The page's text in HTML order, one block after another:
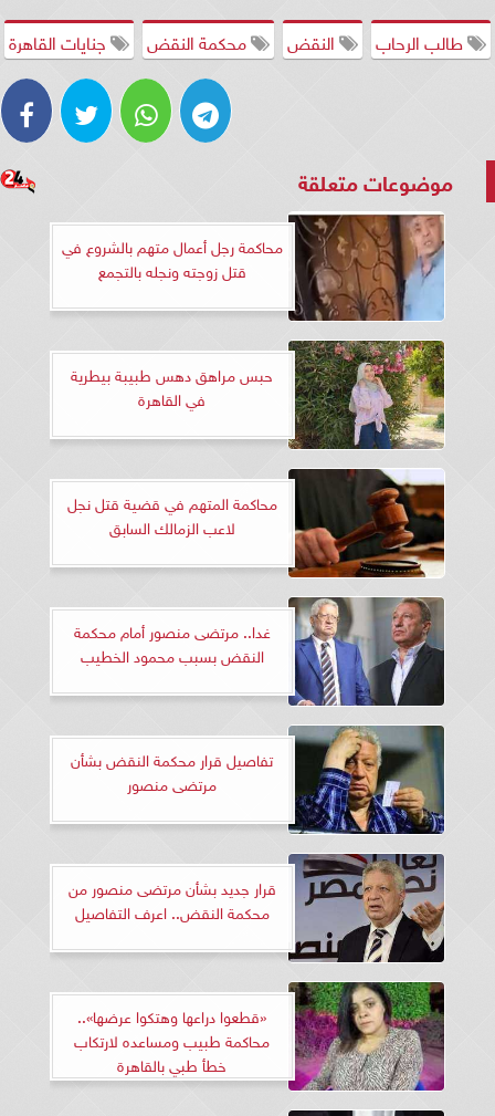
طالب الرحاب
النقض محكمة النقض جنايات القاهرة
موضوعات متعلقة
محاكمة رجل أعمال متهم بالشروع في
قتل زوجته ونجله بالتجمع
حبس مراهق دهس طبيبة بيطرية
في القاهرة
محاكمة المتهم في قضية قتل نجل
لاعب الزمالك السابق
غدا.. مرتضى منصور أمام محكمة
النقض بسبب محمود الخطيب
تفاصيل قرار محكمة النقض بشأن
مرتضى منصور
قرار جديد بشأن مرتضى منصور من
محكمة النقض.. اعرف التفاصيل
«قطعوا دراعها وهتكوا عرضها»..
محاكمة طبيب ومساعده لارتكاب
خطأ طبي بالقاهرة